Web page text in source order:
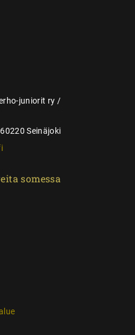
juniorit ry /
Seinäjoki
somessa